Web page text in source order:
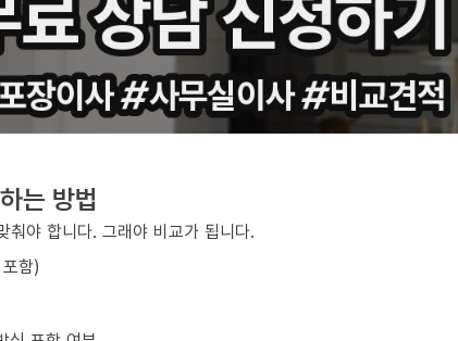
는 방법
춰야 합니다. 그래야 비교가 됩니다.
함)